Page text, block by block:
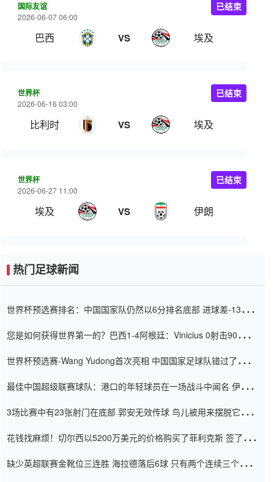
国际友谊
2026-06-07 06:00
巴西 VS 埃及
已结束
世界杯
2026-06-16 03:00
比利时 VS 埃及
已结束
世界杯
2026-06-27 11:00
埃及 VS 伊朗
已结束
热门足球新闻
世界杯预选赛排名：中国国家队仍然以6分排名底部 进球差-13令人
您是如何获得世界第一的？巴西1-4阿根廷：Vinicius 0射击90分钟
世界杯预选赛-Wang Yudong首次亮相 中国国家足球队错过了世界
最佳中国超级联赛球队：港口的年轻球员在一场战斗中闻名 伊万放
3场比赛中有23张射门在底部 郭安无效传球 鸟儿被用来摆脱它
花钱找麻烦！切尔西以5200万美元的价格购买了菲利克斯 签了7年
缺少英超联赛金靴位三连胜 海拉德落后6球 只有两个连续三个连续